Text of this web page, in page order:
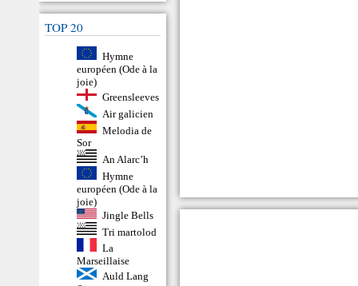
TOP 20
Hymne
européen (Ode à la
joie)
Greensleeves
Air galicien
Melodia de
Sor
An Alarc’h
Hymne
européen (Ode à la
joie)
Jingle Bells
Tri martolod
La
Marseillaise
Auld Lang